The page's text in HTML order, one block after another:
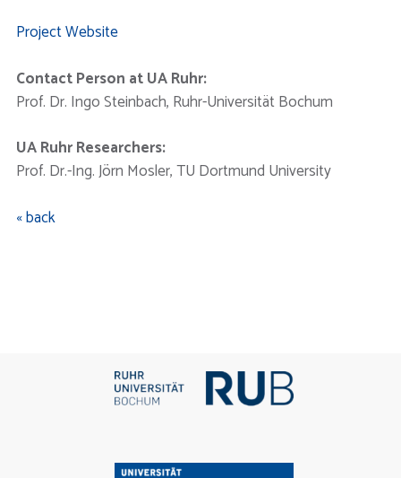
Project Website
Contact Person at UA Ruhr:
Prof. Dr. Ingo Steinbach, Ruhr-Universität Bochum
UA Ruhr Researchers:
Prof. Dr.-Ing. Jörn Mosler, TU Dortmund University
« back